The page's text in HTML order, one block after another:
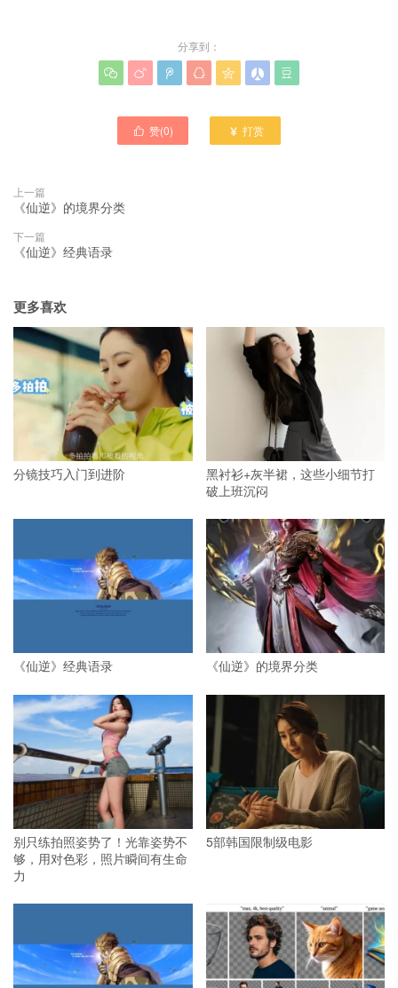
分享到：
      
 赞(0)  打赏
上一篇
《仙逆》的境界分类
下一篇
《仙逆》经典语录
更多喜欢
分镜技巧入门到进阶
黑衬衫+灰半裙，这些小细节打
破上班沉闷
《仙逆》经典语录 《仙逆》的境界分类
别只练拍照姿势了！光靠姿势不
够，用对色彩，照片瞬间有生命
力
5部韩国限制级电影